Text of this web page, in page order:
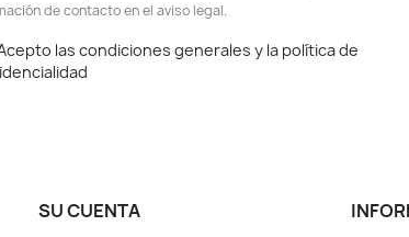
de contacto en el aviso legal.
las condiciones generales y la política de
SU CUENTA